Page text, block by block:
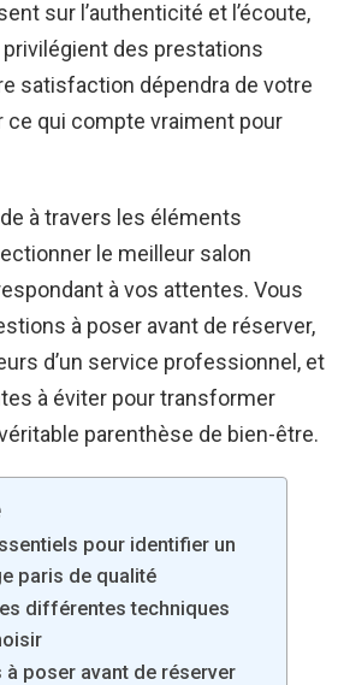
sur l’authenticité et l’écoute,
privilégient des prestations
satisfaction dépendra de votre
ce qui compte vraiment pour
à travers les éléments
le meilleur salon
à vos attentes. Vous
à poser avant de réserver,
d’un service professionnel, et
à éviter pour transformer
parenthèse de bien-être.
pour identifier un
paris de qualité
différentes techniques
à poser avant de réserver